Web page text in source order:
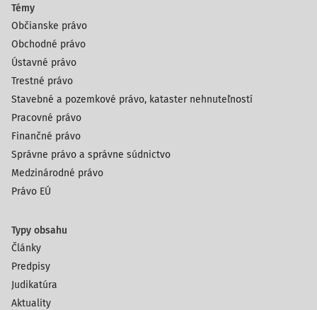
Témy
Občianske právo
Obchodné právo
Ústavné právo
Trestné právo
Stavebné a pozemkové právo, kataster nehnuteľností
Pracovné právo
Finančné právo
Správne právo a správne súdnictvo
Medzinárodné právo
Právo EÚ
Typy obsahu
Články
Predpisy
Judikatúra
Aktuality